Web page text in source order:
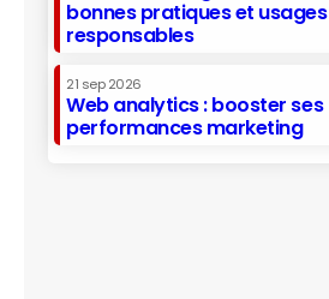
bonnes pratiques et usages
responsables
21 sep 2026
Web analytics : booster ses
performances marketing